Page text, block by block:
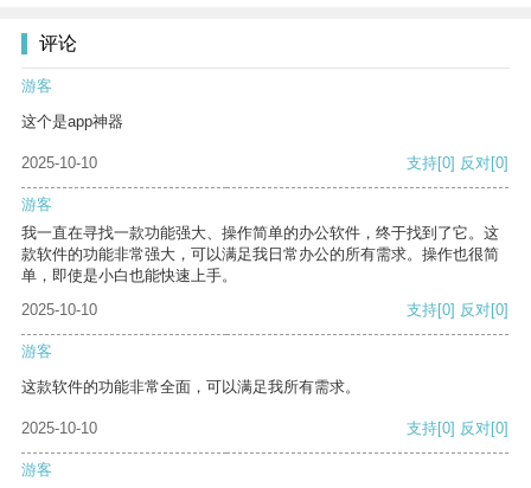
评论
游客
这个是app神器
2025-10-10 支持[0] 反对[0]
游客
我一直在寻找一款功能强大、操作简单的办公软件，终于找到了它。这
款软件的功能非常强大，可以满足我日常办公的所有需求。操作也很简
单，即使是小白也能快速上手。
2025-10-10
支持[0] 反对[0]
游客
这款软件的功能非常全面，可以满足我所有需求。
2025-10-10 支持[0] 反对[0]
游客